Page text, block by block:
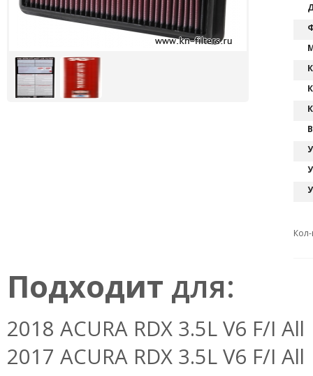
Подходит для:
2018 ACURA RDX 3.5L V6 F/I All
2017 ACURA RDX 3.5L V6 F/I All